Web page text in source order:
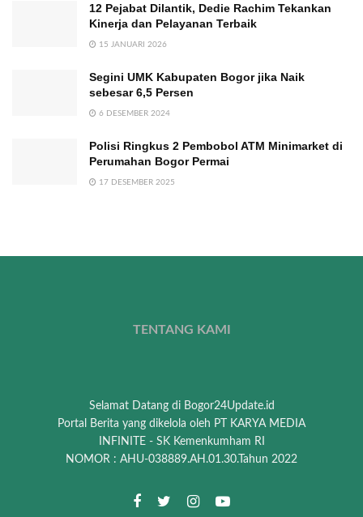
12 Pejabat Dilantik, Dedie Rachim Tekankan
Kinerja dan Pelayanan Terbaik
15 JANUARI 2026
Segini UMK Kabupaten Bogor jika Naik
sebesar 6,5 Persen
6 DESEMBER 2024
Polisi Ringkus 2 Pembobol ATM Minimarket di
Perumahan Bogor Permai
17 DESEMBER 2025
TENTANG KAMI
Selamat Datang di Bogor24Update.id
Portal Berita yang dikelola oleh PT KARYA MEDIA
INFINITE - SK Kemenkumham RI
NOMOR : AHU-038889.AH.01.30.Tahun 2022